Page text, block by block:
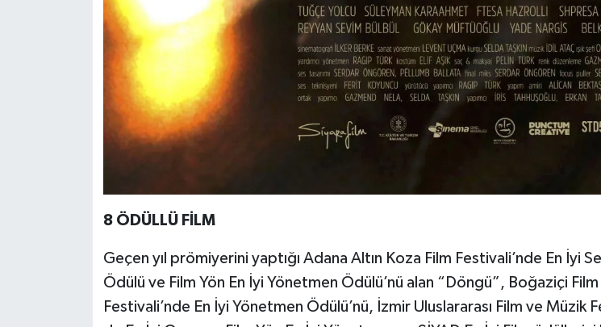
8 ÖDÜLLÜ FİLM
Geçen yıl prömiyerini yaptığı Adana Altın Koza Film Festivali’nde En İyi
Ödülü ve Film Yön En İyi Yönetmen Ödülü’nü alan “Döngü”, Boğaziçi Film
Festivali’nde En İyi Yönetmen Ödülü’nü, İzmir Uluslararası Film ve Müzik